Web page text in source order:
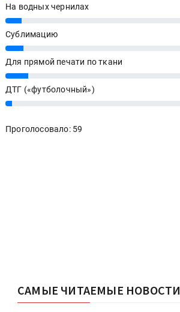
На водных чернилах
7%
Сублимацию
8%
Для прямой печати по ткани
10%
ДТГ («футболочный»)
3%
Проголосовало: 59
САМЫЕ ЧИТАЕМЫЕ НОВОСТИ